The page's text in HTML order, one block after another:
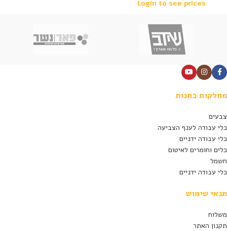
Login to see prices
מחלקות בחנות
צבעים
כלי עבודה לענף הצביעה
כלי עבודה ידניים
כלים וחומרים לאיטום
חשמל
כלי עבודה ידניים
תנאי שימוש
משלוח
תקנון האתר